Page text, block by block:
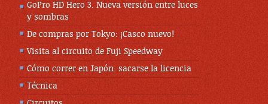
GoPro HD Hero 3. Nueva versión entre luces
y sombras
De compras por Tokyo: ¡Casco nuevo!
Visita al circuito de Fuji Speedway
Cómo correr en Japón: sacarse la licencia
Técnica